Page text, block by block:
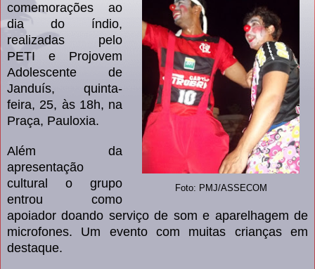
Foto: PMJ/ASSECOM
comemorações ao
dia do índio,
realizadas pelo
PETI e Projovem
Adolescente de
Janduís, quinta-
feira, 25, às 18h, na
Praça, Pauloxia.
Além da
apresentação
cultural o grupo
entrou como
apoiador doando serviço de som e aparelhagem de
microfones. Um evento com muitas crianças em
destaque.